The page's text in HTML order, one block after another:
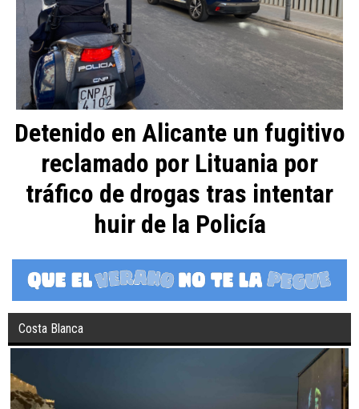
Detenido en Alicante un fugitivo
reclamado por Lituania por
tráfico de drogas tras intentar
huir de la Policía
Costa Blanca